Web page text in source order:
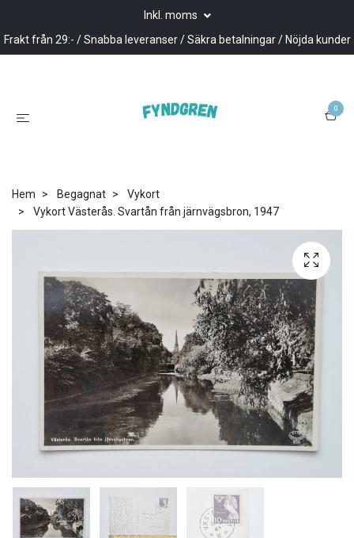
Inkl. moms
Frakt från 29:- / Snabba leveranser / Säkra betalningar / Nöjda kunder
0
Hem Begagnat
Vykort
Vykort Västerås. Svartån från järnvägsbron, 1947